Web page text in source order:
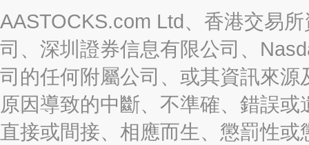
AASTOCKS.com Ltd、香港交易
司、深圳證券信息有限公司、
司的任何附屬公司、或其資訊來
原因導致的中斷、不準確、錯誤
直接或間接、相應而生、懲罰性